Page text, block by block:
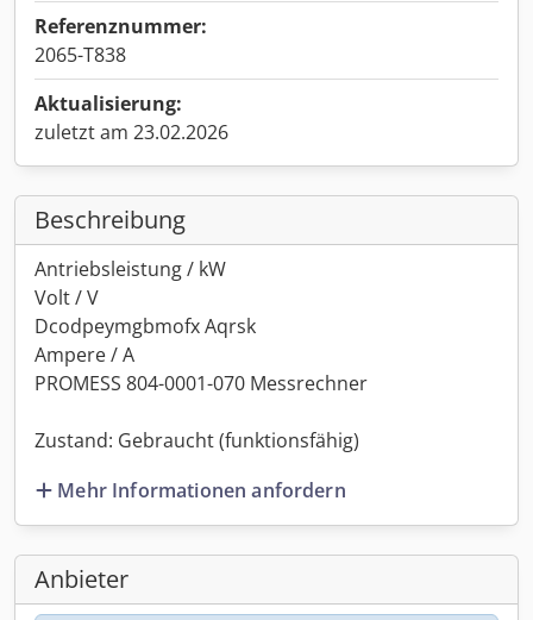
Referenznummer:
2065-T838
Aktualisierung:
zuletzt am 23.02.2026
Beschreibung
Antriebsleistung / kW
Volt / V
Dcodpeymgbmofx Aqrsk
Ampere / A
PROMESS 804-0001-070 Messrechner
Zustand: Gebraucht (funktionsfähig)
Mehr Informationen anfordern
Anbieter